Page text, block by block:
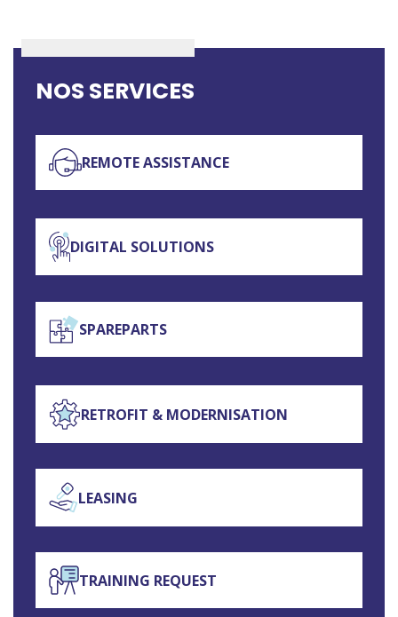
NOS SERVICES
REMOTE ASSISTANCE
DIGITAL SOLUTIONS
SPAREPARTS
RETROFIT & MODERNISATION
LEASING
TRAINING REQUEST